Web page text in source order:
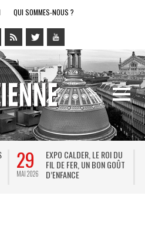
QUI SOMMES-NOUS ?
29
MAI 2026
EXPO CALDER, LE ROI DU
FIL DE FER, UN BON GOÛT
D’ENFANCE